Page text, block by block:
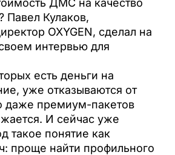
Павел Кулаков,
OXYGEN, сделал на
интервью для
есть деньги на
уже отказываются от
даже премиум-пакетов
И сейчас уже
такое понятие как
проще найти профильного